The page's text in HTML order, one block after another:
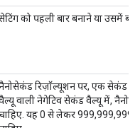
को पहली बार बनाने या उसमें
रिज़ॉल्यूशन पर, एक सेकंड के
वाली नेगेटिव सेकंड वैल्यू में,
यह 0 से लेकर 999,999,999